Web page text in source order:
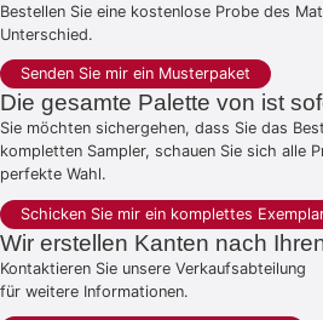
Bestellen Sie eine kostenlose Probe des
Unterschied.
Senden Sie mir ein Musterpaket
Die gesamte Palette von ist
Sie möchten sichergehen, dass Sie das
kompletten Sampler, schauen Sie sich alle
perfekte Wahl.
Schicken Sie mir ein komplettes
Wir erstellen Kanten nach
Kontaktieren Sie unsere Verkaufsabteilung
für weitere Informationen.